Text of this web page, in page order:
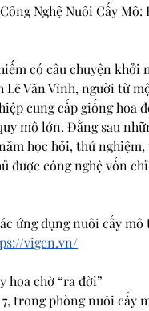
Nghệ Nuôi Cấy
có câu chuyện khởi
Văn Vĩnh, người từ
cung cấp giống hoa
mô lớn. Đằng sau
học hỏi, thử
được công nghệ vốn
ứng dụng nuôi cấy
vigen.vn/
hoa chờ “ra đời”
trong phòng nuôi cấy